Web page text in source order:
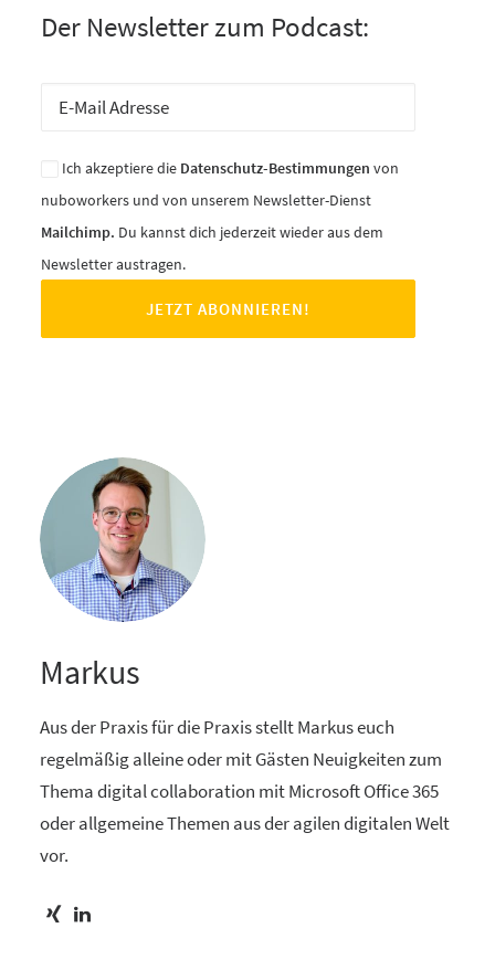
Der Newsletter zum Podcast:
Ich akzeptiere die Datenschutz-Bestimmungen von
nuboworkers und von unserem Newsletter-Dienst
Mailchimp. Du kannst dich jederzeit wieder aus dem
Newsletter austragen.
Markus
Aus der Praxis für die Praxis stellt Markus euch
regelmäßig alleine oder mit Gästen Neuigkeiten zum
Thema digital collaboration mit Microsoft Office 365
oder allgemeine Themen aus der agilen digitalen Welt
vor.